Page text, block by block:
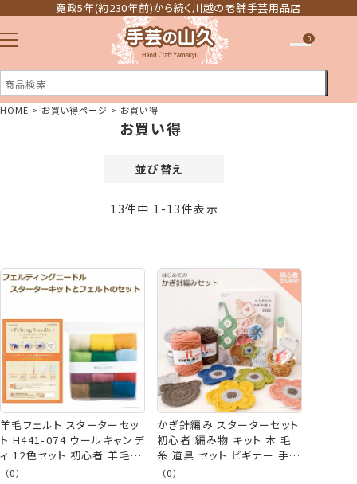
寛政5年(約230年前)から続く川越の老舗手芸用品店
注文履歴
0
HOME お買い得ページ お買い得
お買い得
並び替え
価格が高い順
おすすめ順
レビュー順
13件中 1 -13件表示
羊毛フェルト スターターセッ
ト H441-074 ウールキャンデ
ィ 12色セット 初心者 羊毛 フ
ェルト手芸 キット ニードルフ
（0）
かぎ針編み スターターセット
初心者 編み物 キット 本 毛
糸 道具 セット ビギナー 手芸
編み物キット プレゼント スタ
（0）